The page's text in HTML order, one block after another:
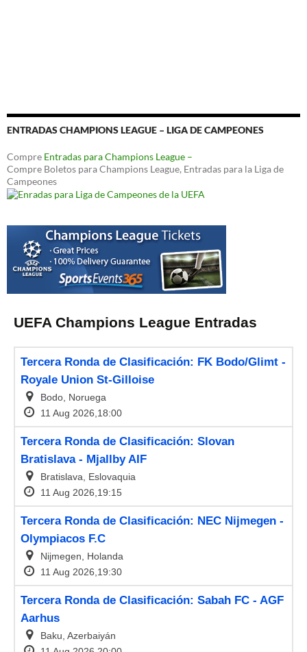
ENTRADAS CHAMPIONS LEAGUE – LIGA DE CAMPEONES
Compre Entradas para Champions League –
Compre Boletos para Champions League, Entradas para la Liga de
Campeones